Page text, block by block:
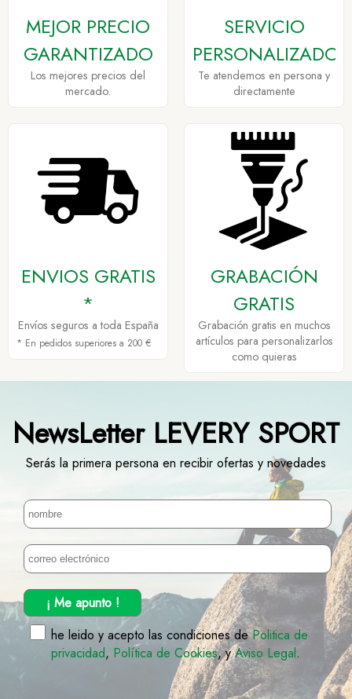
MEJOR PRECIO
GARANTIZADO
Los mejores precios del
mercado.
SERVICIO
PERSONALIZADO
Te atendemos en persona y
directamente
ENVIOS GRATIS
*
Envíos seguros a toda España
* En pedidos superiores a 200 €
GRABACIÓN
GRATIS
Grabación gratis en muchos
artículos para personalizarlos
como quieras
NewsLetter LEVERY SPORT
Serás la primera persona en recibir ofertas y novedades
¡ Me apunto !
he leido y acepto las condiciones dePolitica de
privacidad, Política de Cookies, yAviso Legal.